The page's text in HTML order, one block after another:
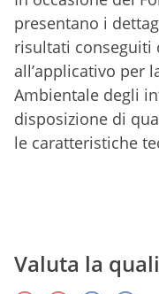
presentano i
risultati conseguiti
all’applicativo per
Ambientale degli
disposizione di
le caratteristiche
Valuta la